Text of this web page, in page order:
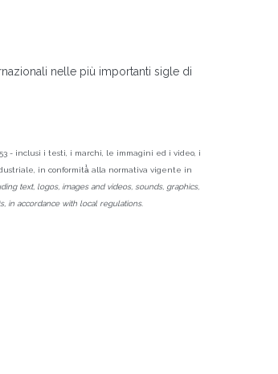
nelle più importanti sigle di
- inclusi i testi, i marchi, le immagini ed i video, i
in conformità̀ alla normativa vigente in
text, logos, images and videos, sounds, graphics,
in accordance with local regulations.